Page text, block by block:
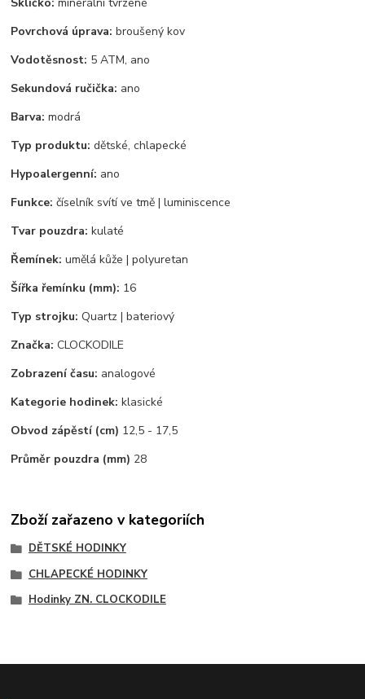
Povrchová úprava: broušený kov
Vodotěsnost: 5 ATM, ano
Sekundová ručička: ano
Barva: modrá
Typ produktu: dětské, chlapecké
Hypoalergenní: ano
Funkce: číselník svítí ve tmě | luminiscence
Tvar pouzdra: kulaté
Řemínek: umělá kůže | polyuretan
Šířka řemínku (mm): 16
Typ strojku: Quartz | bateriový
Značka: CLOCKODILE
Zobrazení času: analogové
Kategorie hodinek: klasické
Obvod zápěstí (cm) 12,5 - 17,5
Průměr pouzdra (mm) 28
Zboží zařazeno v kategoriích
DĚTSKÉ HODINKY
CHLAPECKÉ HODINKY
Hodinky ZN. CLOCKODILE